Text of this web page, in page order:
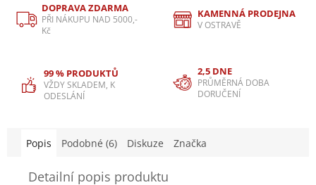
DOPRAVA ZDARMA
PŘI NÁKUPU NAD 5000,-
Kč
KAMENNÁ PRODEJNA
V OSTRAVĚ
99 % PRODUKTŮ
VŽDY SKLADEM, K
ODESLÁNÍ
2,5 DNE
PRŮMĚRNÁ DOBA
DORUČENÍ
Popis Podobné (6) Diskuze Značka
Detailní popis produktu